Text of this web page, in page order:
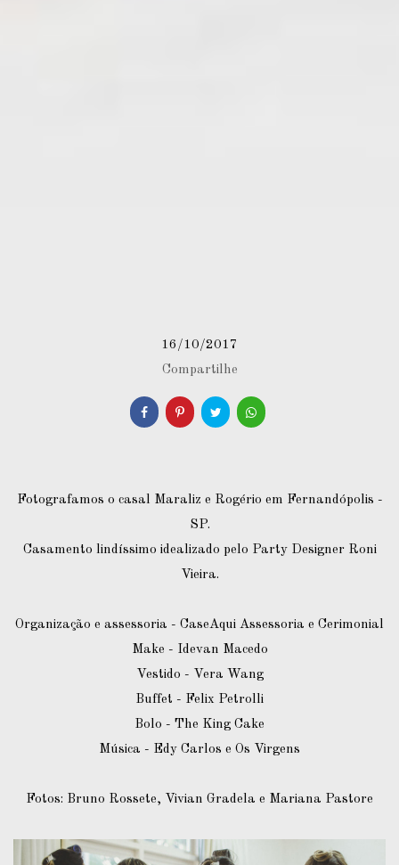
16/10/2017
Compartilhe
Fotografamos o casal Maraliz e Rogério em Fernandópolis -
SP.
Casamento lindíssimo idealizado pelo Party Designer Roni
Vieira.
Organização e assessoria - CaseAqui Assessoria e Cerimonial
Make - Idevan Macedo
Vestido - Vera Wang
Buffet - Felix Petrolli
Bolo - The King Cake
Música - Edy Carlos e Os Virgens
Fotos: Bruno Rossete, Vivian Gradela e Mariana Pastore